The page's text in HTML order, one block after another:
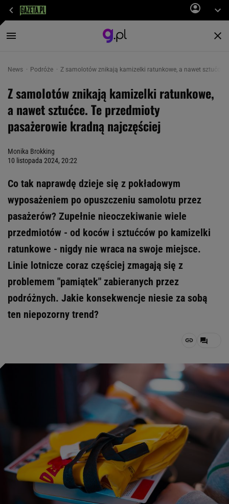
News Podróże Z samolotów znikają kamizelki ratunkowe, a nawet sztućce.
Z samolotów znikają kamizelki ratunkowe,
a nawet sztućce. Te przedmioty
pasażerowie kradną najczęściej
Monika Brokking
10 listopada 2024, 20:22
Co tak naprawdę dzieje się z pokładowym
wyposażeniem po opuszczeniu samolotu przez
pasażerów? Zupełnie nieoczekiwanie wiele
przedmiotów - od koców i sztućców po kamizelki
ratunkowe - nigdy nie wraca na swoje miejsce.
Linie lotnicze coraz częściej zmagają się z
problemem "pamiątek" zabieranych przez
podróżnych. Jakie konsekwencje niesie za sobą
ten niepozorny trend?